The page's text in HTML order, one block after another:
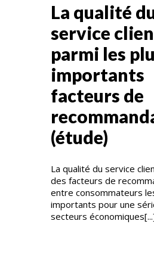
La qualité
service
parmi les
importants
facteurs de
(étude)
La qualité du service
des facteurs de
entre consommateurs
importants pour une
secteurs